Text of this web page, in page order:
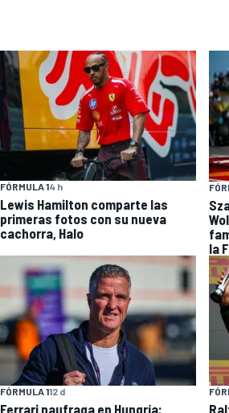
FÓRMULA 14 h
Lewis Hamilton comparte las
primeras fotos con su nueva
cachorra, Halo
la
FÓRMULA 112 d
Ferrari naufraga en Hungría: